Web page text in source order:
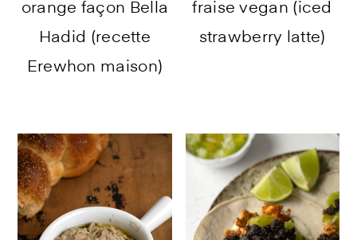
orange façon Bella
Hadid (recette
Erewhon maison)
fraise vegan (iced
strawberry latte)